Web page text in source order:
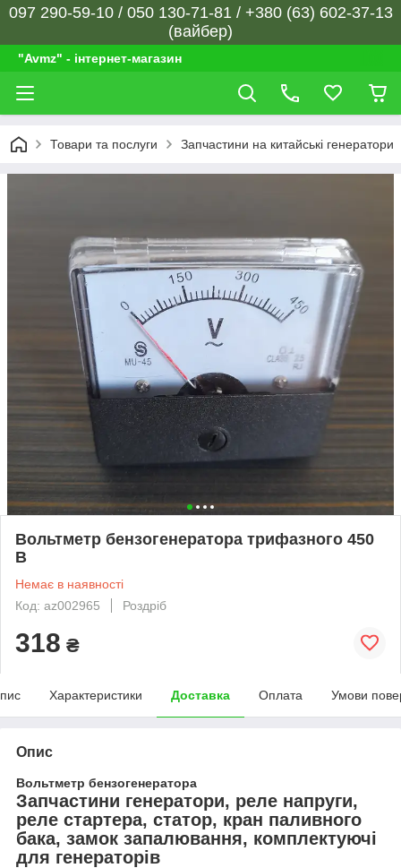
097 290-59-10 / 050 130-71-81 / +380 (63) 602-37-13
(вайбер)
"Avmz" - інтернет-магазин
Товари та послуги Запчастини на китайські генератори
Вольтметр бензогенератора трифазного 450
В
Немає в наявності
Код: az002965
Роздріб
318 ₴
Характеристики Доставка Оплата Умови
Опис
Вольтметр бензогенератора
Запчастини генератори, реле напруги,
реле стартера, статор, кран паливного
бака, замок запалювання, комплектуючі
для генераторів